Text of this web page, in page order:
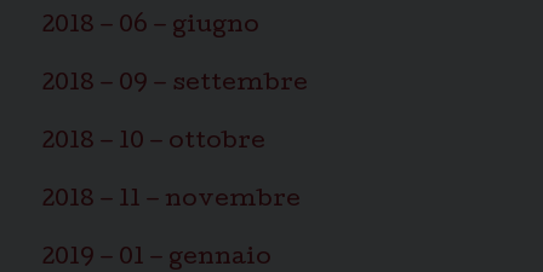
2018 – 06 – giugno
2018 – 09 – settembre
2018 – 10 – ottobre
2018 – 11 – novembre
2019 – 01 – gennaio